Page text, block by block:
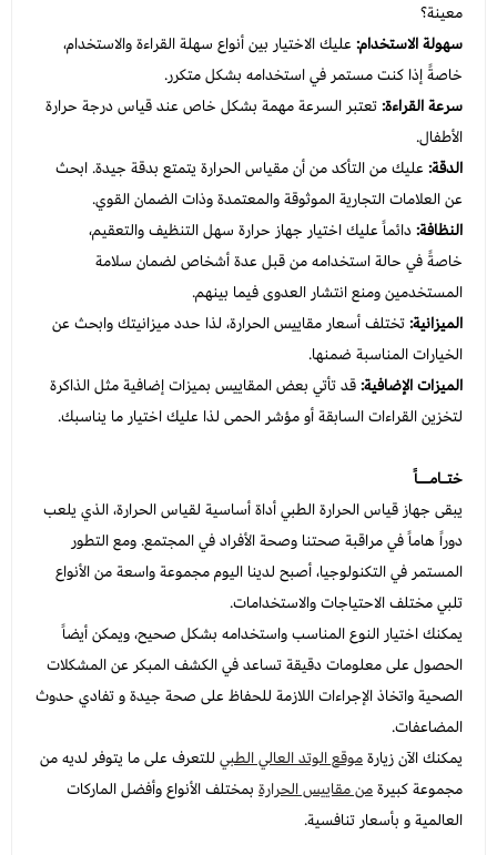
معينة؟
سهولة الاستخدام:عليك الاختيار بين أنواع سهلة القراءة والاستخدام،
خاصةً إذا كنت مستمر في استخدامه بشكل متكرر.
سرعة القراءة:تعتبر السرعة مهمة بشكل خاص عند قياس درجة حرارة
الأطفال.
الدقة:عليك من التأكد من أن مقياس الحرارة يتمتع بدقة جيدة. ابحث
عن العلامات التجارية الموثوقة والمعتمدة وذات الضمان القوي.
النظافة:دائماً عليك اختيار جهاز حرارة سهل التنظيف والتعقيم،
خاصةً في حالة استخدامه من قبل عدة أشخاص لضمان سلامة
المستخدمين ومنع انتشار العدوى فيما بينهم.
الميزانية:تختلف أسعار مقاييس الحرارة، لذا حدد ميزانيتك وابحث عن
الخيارات المناسبة ضمنها.
الميزات الإضافية:قد تأتي بعض المقاييس بميزات إضافية مثل الذاكرة
لتخزين القراءات السابقة أو مؤشر الحمى لذا عليك اختيار ما يناسبك.
ختـامــاً
يبقى جهاز قياس الحرارة الطبي أداة أساسية لقياس الحرارة، الذي يلعب
دوراً هاماً في مراقبة صحتنا وصحة الأفراد في المجتمع. ومع التطور
المستمر في التكنولوجيا، أصبح لدينا اليوم مجموعة واسعة من الأنواع
تلبي مختلف الاحتياجات والاستخدامات.
يمكنك اختيار النوع المناسب واستخدامه بشكل صحيح، ويمكن أيضاً
الحصول على معلومات دقيقة تساعد في الكشف المبكر عن المشكلات
الصحية واتخاذ الإجراءات اللازمة للحفاظ على صحة جيدة و تفادي حدوث
المضاعفات.
يمكنك الآن زيارةموقع الوتد العالي الطبيللتعرف على ما يتوفر لديه من
مجموعة كبيرةمن مقاييس الحرارةبمختلف الأنواع وأفضل الماركات
العالمية و بأسعار تنافسية.